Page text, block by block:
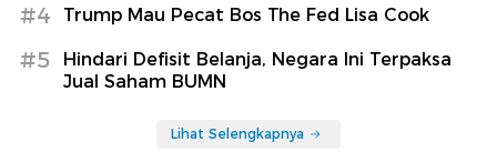
#4 Trump Mau Pecat Bos The Fed Lisa Cook
#5
Hindari Defisit Belanja, Negara Ini Terpaksa
Jual Saham BUMN
Lihat Selengkapnya